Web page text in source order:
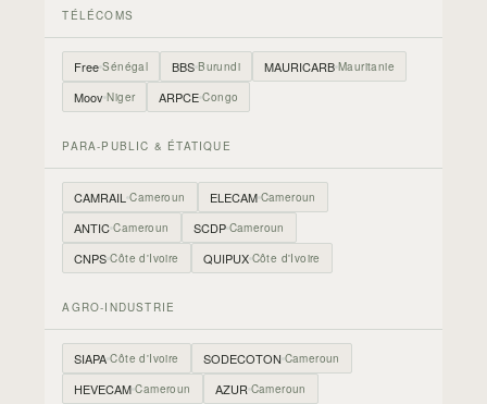
TÉLÉCOMS
Free Sénégal BBS Burundi MAURICARB Mauritanie
Moov Niger ARPCE Congo
PARA-PUBLIC & ÉTATIQUE
CAMRAIL Cameroun ELECAM Cameroun
ANTIC Cameroun SCDP Cameroun
CNPS Côte d'Ivoire QUIPUX Côte d'Ivoire
AGRO-INDUSTRIE
SIAPA Côte d'Ivoire SODECOTON Cameroun
HEVECAM Cameroun AZUR Cameroun